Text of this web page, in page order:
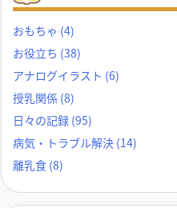
おもちゃ (4)
お役立ち (38)
アナログイラスト (6)
授乳関係 (8)
日々の記録 (95)
病気・トラブル解決 (14)
離乳食 (8)